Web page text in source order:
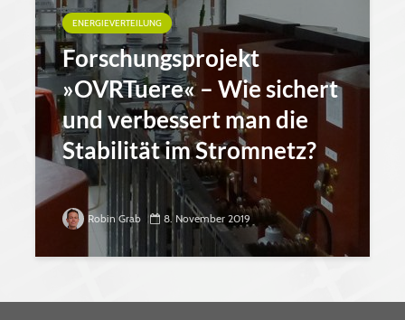
ENERGIEVERTEILUNG
Forschungsprojekt
»OVRTuere« – Wie sichert
und verbessert man die
Stabilität im Stromnetz?
Robin Grab 8. November 2019